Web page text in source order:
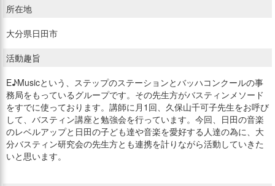
所在地
大分県日田市
活動趣旨
E♪Musicという、ステップのステーションとバッハコンクールの事
務局をもっているグループです。その先生方がバスティンメソード
をすでに使っております。講師に月1回、久保山千可子先生をお呼び
して、バスティン講座と勉強会を行っています。今回、日田の音楽
のレベルアップと日田の子ども達や音楽を愛好する人達の為に、大
分バスティン研究会の先生方とも連携を計りながら活動していきた
いと思います。